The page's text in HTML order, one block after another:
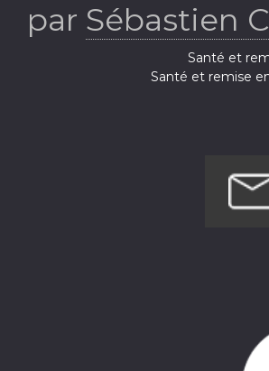
par Sébastien
Santé et
Santé et remise